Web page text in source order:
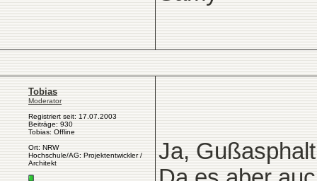
Tobias
Moderator
Registriert seit: 17.07.2003
Beiträge: 930
Tobias: Offline
Ort: NRW
Hochschule/AG: Projektentwickler /
Architekt
Ja,